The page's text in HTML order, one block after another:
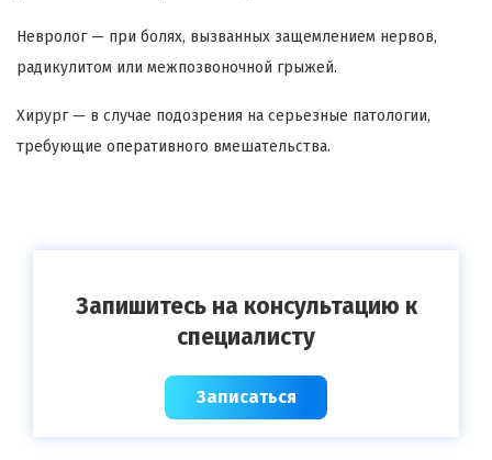
Невролог — при болях, вызванных защемлением нервов,
радикулитом или межпозвоночной грыжей.
Хирург — в случае подозрения на серьезные патологии,
требующие оперативного вмешательства.
Запишитесь на консультацию к
специалисту
Записаться